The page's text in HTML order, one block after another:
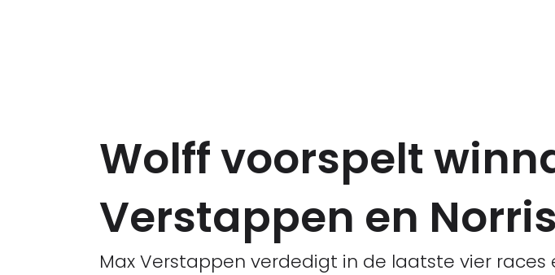
Wolff voorspelt
Verstappen en Norris
Max Verstappen verdedigt in de laatste vier